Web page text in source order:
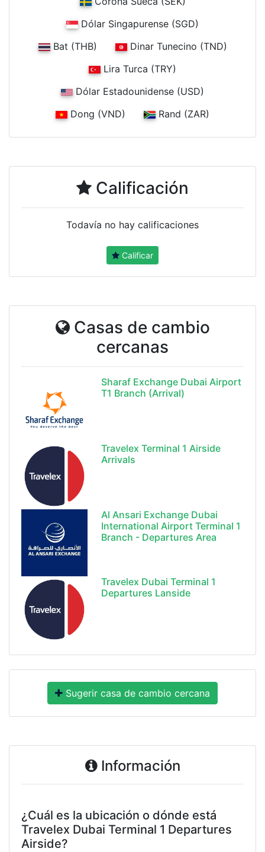
Dólar Singapurense (SGD)
Bat (THB)
Dinar Tunecino (TND)
Lira Turca (TRY)
Dólar Estadounidense (USD)
Dong (VND)
Rand (ZAR)
Calificación
Todavía no hay calificaciones
Calificar
Casas de cambio
cercanas
Sharaf Exchange Dubai Airport
T1 Branch (Arrival)
Travelex Terminal 1 Airside
Arrivals
Al Ansari Exchange Dubai
International Airport Terminal 1
Branch - Departures Area
Travelex Dubai Terminal 1
Departures Lanside
Sugerir casa de cambio cercana
Información
¿Cuál es la ubicación o dónde está
Travelex Dubai Terminal 1 Departures
Airside?